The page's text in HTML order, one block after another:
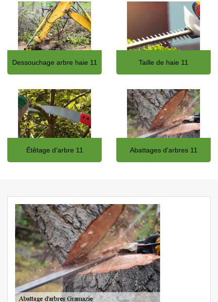
Dessouchage arbre haie 11 Taille de haie 11
Étêtage d'arbre 11 Abattages d'arbres 11